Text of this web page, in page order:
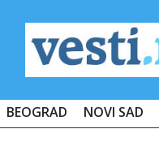
BEOGRAD NOVI SAD